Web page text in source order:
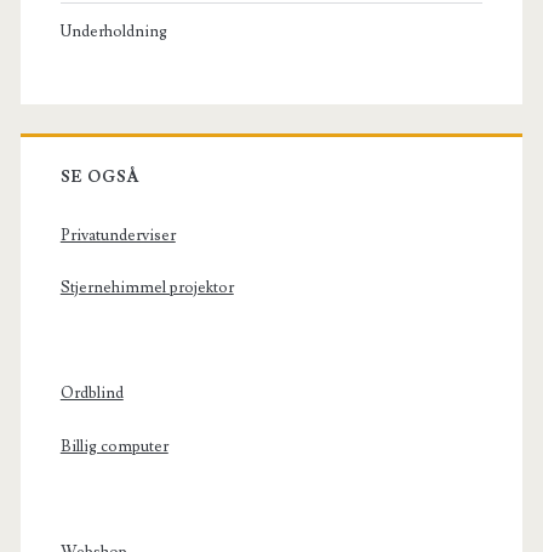
Underholdning
SE OGSÅ
Privatunderviser
Stjernehimmel projektor
Ordblind
Billig computer